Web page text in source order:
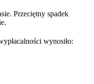
Przeciętny spadek
wynosiło: